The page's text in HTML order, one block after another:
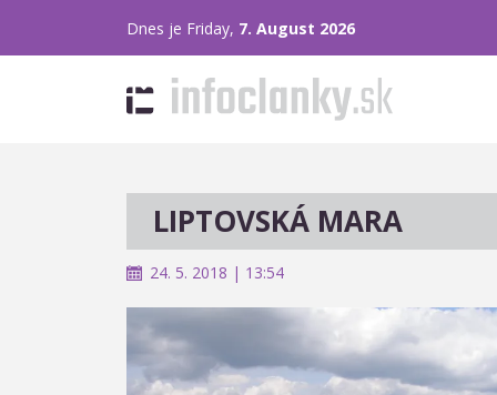
Dnes je Friday, 7. August 2026
LIPTOVSKÁ MARA
24. 5. 2018 | 13:54